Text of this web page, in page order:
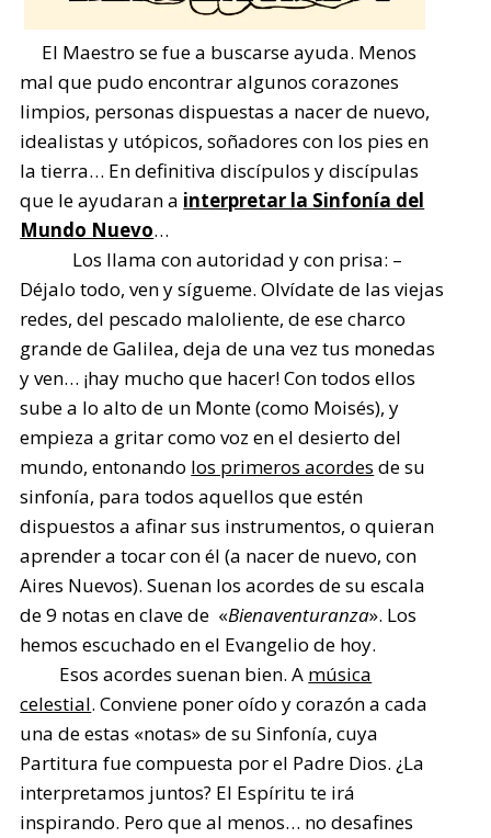
El Maestro se fue a buscarse ayuda. Menos
mal que pudo encontrar algunos corazones
limpios, personas dispuestas a nacer de nuevo,
idealistas y utópicos, soñadores con los pies en
la tierra… En definitiva discípulos y discípulas
que le ayudaran a interpretar la Sinfonía del
Mundo Nuevo…
Los llama con autoridad y con prisa: –
Déjalo todo, ven y sígueme. Olvídate de las viejas
redes, del pescado maloliente, de ese charco
grande de Galilea, deja de una vez tus monedas
y ven… ¡hay mucho que hacer! Con todos ellos
sube a lo alto de un Monte (como Moisés), y
empieza a gritar como voz en el desierto del
mundo, entonando los primeros acordes de su
sinfonía, para todos aquellos que estén
dispuestos a afinar sus instrumentos, o quieran
aprender a tocar con él (a nacer de nuevo, con
Aires Nuevos). Suenan los acordes de su escala
de 9 notas en clave de «Bienaventuranza». Los
hemos escuchado en el Evangelio de hoy.
Esos acordes suenan bien. A música
celestial. Conviene poner oído y corazón a cada
una de estas «notas» de su Sinfonía, cuya
Partitura fue compuesta por el Padre Dios. ¿La
interpretamos juntos? El Espíritu te irá
inspirando. Pero que al menos… no desafines